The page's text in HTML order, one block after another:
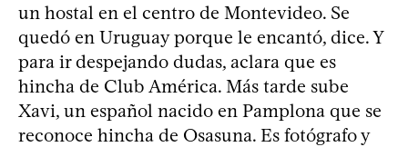
un hostal en el centro de Montevideo. Se
quedó en Uruguay porque le encantó, dice. Y
para ir despejando dudas, aclara que es
hincha de Club América. Más tarde sube
Xavi, un español nacido en Pamplona que se
reconoce hincha de Osasuna. Es fotógrafo y